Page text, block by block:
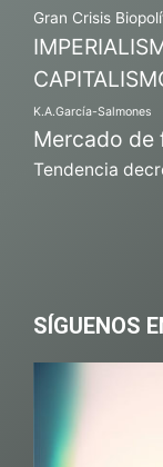
Gran Crisis
K.A.García-Salmones
Mercado de
Tendencia
SÍGUENOS